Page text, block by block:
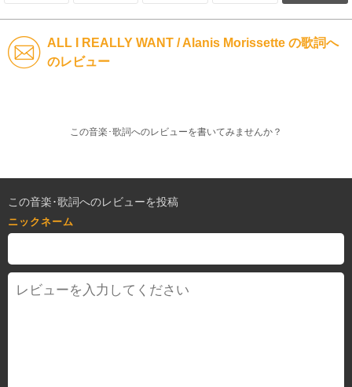
ALL I REALLY WANT / Alanis Morissette の歌詞へ
のレビュー
この音楽･歌詞へのレビューを書いてみませんか？
この音楽･歌詞へのレビューを投稿
ニックネーム